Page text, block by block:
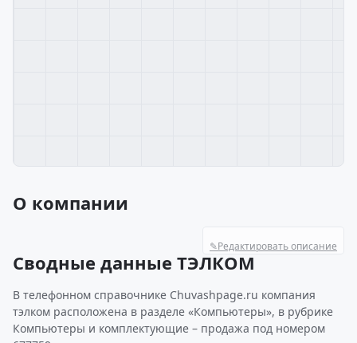
О компании
✎Редактировать описание
Сводные данные ТЭЛКОМ
В телефонном справочнике Chuvashpage.ru компания
тэлком расположена в разделе «Компьютеры», в рубрике
Компьютеры и комплектующие – продажа под номером